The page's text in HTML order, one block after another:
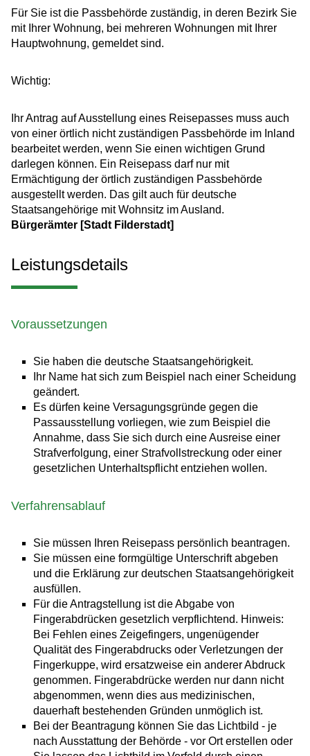
Für Sie ist die Passbehörde zuständig, in deren Bezirk Sie
mit Ihrer Wohnung, bei mehreren Wohnungen mit Ihrer
Hauptwohnung, gemeldet sind.
Wichtig:
Ihr Antrag auf Ausstellung eines Reisepasses muss auch
von einer örtlich nicht zuständigen Passbehörde im Inland
bearbeitet werden, wenn Sie einen wichtigen Grund
darlegen können. Ein Reisepass darf nur mit
Ermächtigung der örtlich zuständigen Passbehörde
ausgestellt werden. Das gilt auch für deutsche
Staatsangehörige mit Wohnsitz im Ausland.
Bürgerämter [Stadt Filderstadt]
Leistungsdetails
Voraussetzungen
Sie haben die deutsche Staatsangehörigkeit.
Ihr Name hat sich zum Beispiel nach einer Scheidung
geändert.
Es dürfen keine Versagungsgründe gegen die
Passausstellung vorliegen, wie zum Beispiel die
Annahme, dass Sie sich durch eine Ausreise einer
Strafverfolgung, einer Strafvollstreckung oder einer
gesetzlichen Unterhaltspflicht entziehen wollen.
Verfahrensablauf
Sie müssen Ihren Reisepass persönlich beantragen.
Sie müssen eine formgültige Unterschrift abgeben
und die Erklärung zur deutschen Staatsangehörigkeit
ausfüllen.
Für die Antragstellung ist die Abgabe von
Fingerabdrücken gesetzlich verpflichtend. Hinweis:
Bei Fehlen eines Zeigefingers, ungenügender
Qualität des Fingerabdrucks oder Verletzungen der
Fingerkuppe, wird ersatzweise ein anderer Abdruck
genommen. Fingerabdrücke werden nur dann nicht
abgenommen, wenn dies aus medizinischen,
dauerhaft bestehenden Gründen unmöglich ist.
Bei der Beantragung können Sie das Lichtbild - je
nach Ausstattung der Behörde - vor Ort erstellen oder